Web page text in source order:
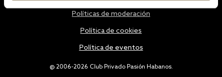
@ 2006-2026 Club Privado Pasión Habanos.
Políticas de moderación
Política de cookies
Política de eventos